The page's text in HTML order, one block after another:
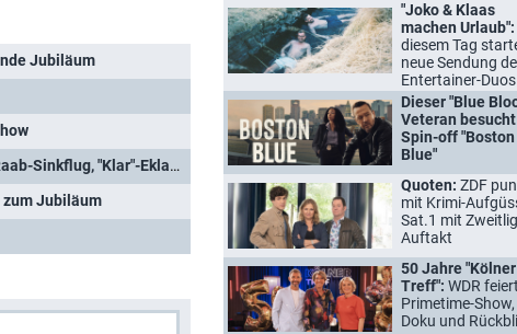
Jubiläum
Deutscher TV-Jahresrückblick 2025: Gottschalk-Abschied, Raab-Sinkflug, "Klar"-Eklat und Wahl-TV XXL
zum Jubiläum
"Joko & Klaas
machen Urlaub":
diesem Tag
neue Sendung
Entertainer-Duos
Dieser "Blue
Veteran besucht
Spin-off "Boston
Blue"
Quoten: ZDF
mit Krimi-
Sat.1 mit
Auftakt
50 Jahre "Kölner
Treff": WDR
Primetime-Show,
Doku und